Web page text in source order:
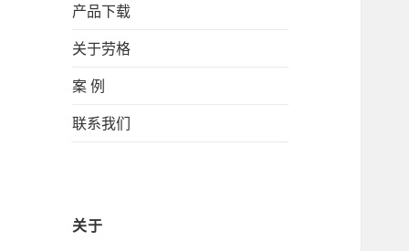
产品下载
关于劳格
案 例
联系我们
关于